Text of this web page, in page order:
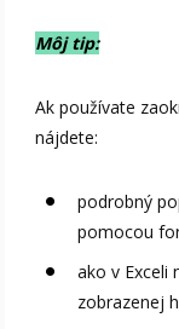
Môj tip:
Ak používate
nájdete:
podrobný
pomocou
ako v Exceli
zobrazenej